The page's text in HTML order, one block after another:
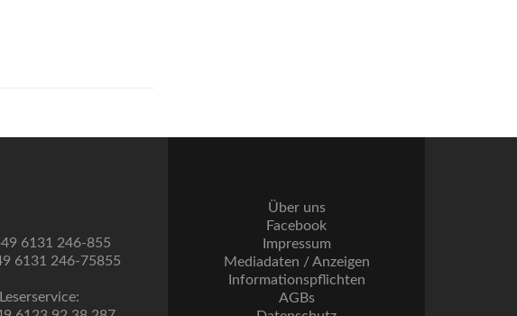
6131 246-855
6131 246-75855
Leserservice:
Über uns
Facebook
Impressum
Mediadaten / Anzeigen
Informationspflichten
AGBs